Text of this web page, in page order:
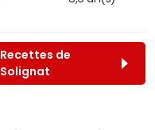
Recettes de
Solignat